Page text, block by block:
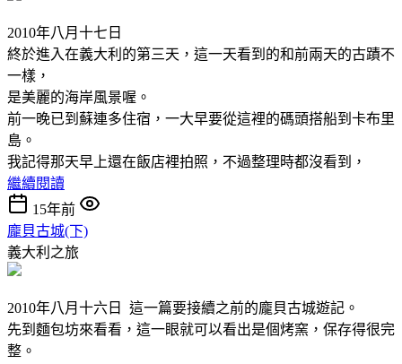
2010年八月十七日
終於進入在義大利的第三天，這一天看到的和前兩天的古蹟不
一樣，
是美麗的海岸風景喔。
前一晚已到蘇連多住宿，一大早要從這裡的碼頭搭船到卡布里
島。
我記得那天早上還在飯店裡拍照，不過整理時都沒看到，
繼續閱讀
15年前
龐貝古城(下)
義大利之旅
2010年八月十六日 這一篇要接續之前的龐貝古城遊記。
先到麵包坊來看看，這一眼就可以看出是個烤窯，保存得很完
整。